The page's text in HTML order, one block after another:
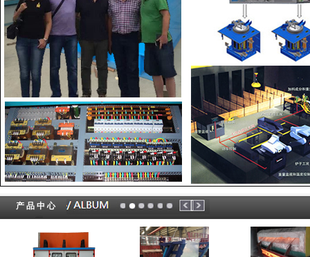
产 品 中 心